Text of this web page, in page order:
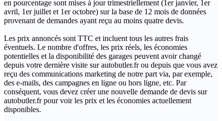
en pourcentage sont mises à jour trimestriellement (1er janvier, 1er
avril, 1er juillet et 1er octobre) sur la base de 12 mois de données
provenant de demandes ayant reçu au moins quatre devis.
Les prix annoncés sont TTC et incluent tous les autres frais
éventuels. Le nombre d'offres, les prix réels, les économies
potentielles et la disponibilité des garages peuvent avoir changé
depuis votre dernière visite sur autobutler.fr ou depuis que vous avez
reçu des communications marketing de notre part via, par exemple,
des e-mails, des campagnes en ligne ou hors ligne, etc. Par
conséquent, vous devez créer une nouvelle demande de devis sur
autobutler.fr pour voir les prix et les économies actuellement
disponibles.